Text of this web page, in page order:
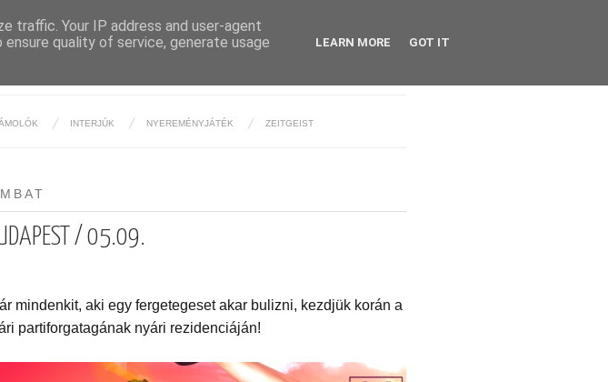
ÉJSZAKA
INTERJÚK NYEREMÉNYJÁTÉK ZEITGEIST
/ 05.09.
mindenkit, aki egy fergetegeset akar bulizni, kezdjük korán a
partiforgatagának nyári rezidenciáján!
traffic. Your IP address and user-agent
quality of service, generate usage
LEARN MORE GOT IT